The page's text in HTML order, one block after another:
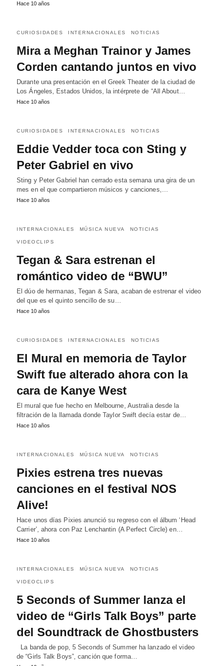
Hace 10 años
CURIOSIDADES INTERNACIONALES NOTICIAS
Mira a Meghan Trainor y James
Corden cantando juntos en vivo
Durante una presentación en el Greek Theater de la ciudad de
Los Ángeles, Estados Unidos, la intérprete de “All About…
Hace 10 años
CURIOSIDADES INTERNACIONALES NOTICIAS
Eddie Vedder toca con Sting y
Peter Gabriel en vivo
Sting y Peter Gabriel han cerrado esta semana una gira de un
mes en el que compartieron músicos y canciones,…
Hace 10 años
INTERNACIONALES MÚSICA NUEVA NOTICIAS
VIDEOCLIPS
Tegan & Sara estrenan el
romántico video de “BWU”
El dúo de hermanas, Tegan & Sara, acaban de estrenar el video
del que es el quinto sencillo de su…
Hace 10 años
CURIOSIDADES INTERNACIONALES NOTICIAS
El Mural en memoria de Taylor
Swift fue alterado ahora con la
cara de Kanye West
El mural que fue hecho en Melbourne, Australia desde la
filtración de la llamada donde Taylor Swift decía estar de…
Hace 10 años
INTERNACIONALES MÚSICA NUEVA NOTICIAS
Pixies estrena tres nuevas
canciones en el festival NOS
Alive!
Hace unos días Pixies anunció su regreso con el álbum ‘Head
Carrier’, ahora con Paz Lenchantin (A Perfect Circle) en…
Hace 10 años
INTERNACIONALES MÚSICA NUEVA NOTICIAS
VIDEOCLIPS
5 Seconds of Summer lanza el
video de “Girls Talk Boys” parte
del Soundtrack de Ghostbusters
La banda de pop, 5 Seconds of Summer ha lanzado el video
de “Girls Talk Boys”, canción que forma…